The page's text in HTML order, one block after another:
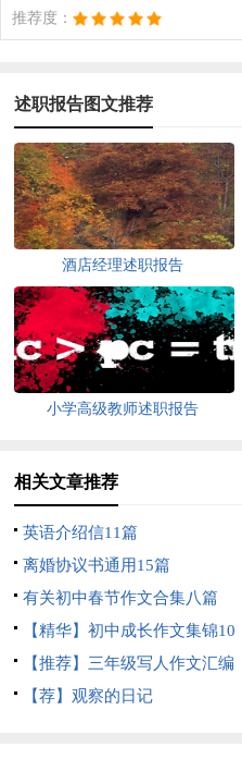
推荐度：
述职报告图文推荐
酒店经理述职报告
小学高级教师述职报告
相关文章推荐
英语介绍信11篇
离婚协议书通用15篇
有关初中春节作文合集八篇
【精华】初中成长作文集锦10
篇 【推荐】三年级写人作文汇编
7篇【荐】观察的日记